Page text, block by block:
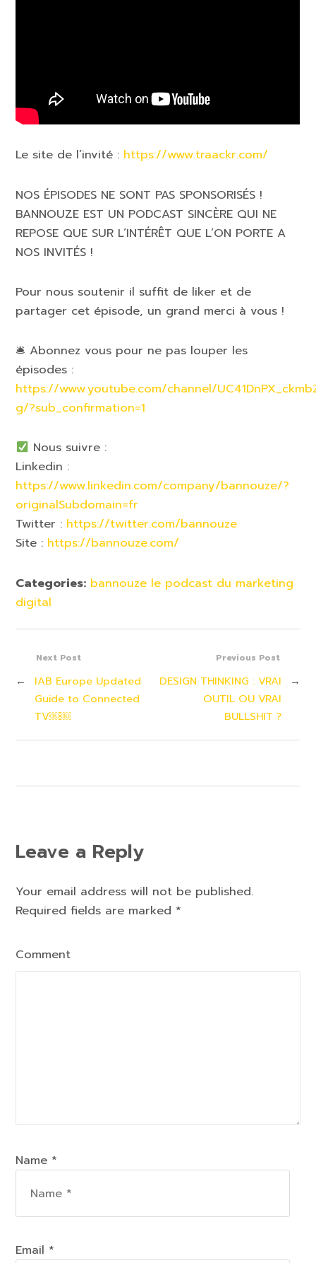
Le site de l’invité : https://www.traackr.com/
NOS ÉPISODES NE SONT PAS SPONSORISÉS !
BANNOUZE EST UN PODCAST SINCÈRE QUI NE
REPOSE QUE SUR L’INTÉRÊT QUE L’ON PORTE A
NOS INVITÉS !
Pour nous soutenir il suffit de liker et de
partager cet épisode, un grand merci à vous !
🛎 Abonnez vous pour ne pas louper les
épisodes :
https://www.youtube.com/channel/
g/?sub_confirmation=1
Nous suivre :
Linkedin :
https://www.linkedin.com/company/bannouze/?
originalSubdomain=fr
Twitter : https://twitter.com/bannouze
Site : https://bannouze.com/
Categories: bannouze le podcast du marketing
digital
Previous Post
DESIGN THINKING : VRAI
OUTIL OU VRAI
BULLSHIT ?
→
Next Post
←
IAB Europe Updated
Guide to Connected
TV￼￼
Leave a Reply
Your email address will not be published.
Required fields are marked *
Comment
Name *
Email *